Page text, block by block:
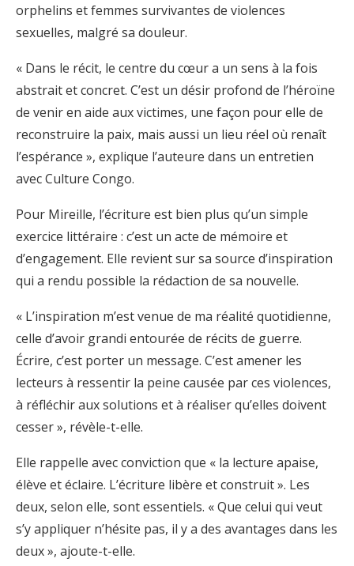
orphelins et femmes survivantes de violences
sexuelles, malgré sa douleur.
« Dans le récit, le centre du cœur a un sens à la fois
abstrait et concret. C’est un désir profond de l’héroïne
de venir en aide aux victimes, une façon pour elle de
reconstruire la paix, mais aussi un lieu réel où renaît
l’espérance », explique l’auteure dans un entretien
avec Culture Congo.
Pour Mireille, l’écriture est bien plus qu’un simple
exercice littéraire : c’est un acte de mémoire et
d’engagement. Elle revient sur sa source d’inspiration
qui a rendu possible la rédaction de sa nouvelle.
« L’inspiration m’est venue de ma réalité quotidienne,
celle d’avoir grandi entourée de récits de guerre.
Écrire, c’est porter un message. C’est amener les
lecteurs à ressentir la peine causée par ces violences,
à réfléchir aux solutions et à réaliser qu’elles doivent
cesser », révèle-t-elle.
Elle rappelle avec conviction que « la lecture apaise,
élève et éclaire. L’écriture libère et construit ». Les
deux, selon elle, sont essentiels. « Que celui qui veut
s’y appliquer n’hésite pas, il y a des avantages dans les
deux », ajoute-t-elle.